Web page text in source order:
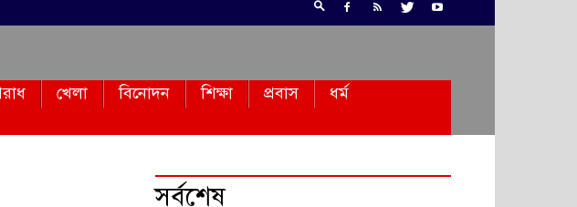
খেলা বিনোদন শিক্ষা প্রবাস
ধর্ম
সর্বশেষ